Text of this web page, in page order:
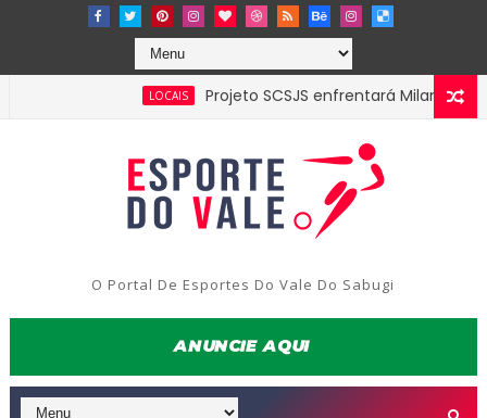
Projeto SCSJS enfrentará Milan de
O Portal De Esportes Do Vale Do Sabugi